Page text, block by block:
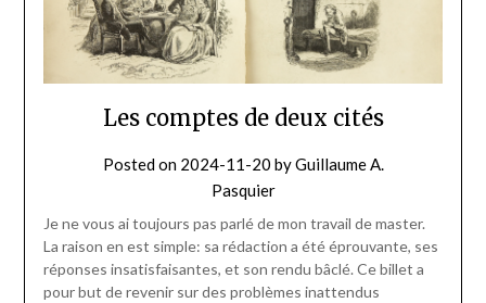
Les comptes de deux cités
Posted on 2024-11-20 byGuillaume A.
Pasquier
Je ne vous ai toujours pas parlé de mon travail de master.
La raison en est simple: sa rédaction a été éprouvante, ses
réponses insatisfaisantes, et son rendu bâclé. Ce billet a
pour but de revenir sur des problèmes inattendus